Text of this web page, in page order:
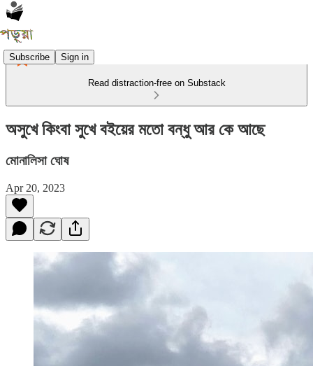
Subscribe Sign in
Read distraction-free on Substack
অসুখে কিংবা সুখে বইয়ের মতো বন্ধু আর কে আছে
মোনালিসা ঘোষ
Apr 20, 2023